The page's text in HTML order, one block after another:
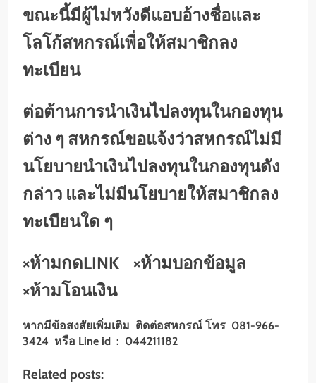
ขณะนี้มีผู้ไม่หวังดีแอบอ้างชื่อและ
โลโก้สหกรณ์เพื่อให้สมาชิกลง
ทะเบียน
ต่อต้านการนำเงินไปลงทุนในกองทุน
ต่าง ๆ สหกรณ์ขอแจ้งว่าสหกรณ์ไม่มี
นโยบายนำเงินไปลงทุนในกองทุนดัง
กล่าว และไม่มีนโยบายให้สมาชิกลง
ทะเบียนใด ๆ
×ห้ามกดLINK ×ห้ามบอกข้อมูล
×ห้ามโอนเงิน
หากมีข้อสงสัยเพิ่มเติม ติดต่อสหกรณ์ โทร 081-966-
3424 หรือ Line id : 044211182
Related posts: